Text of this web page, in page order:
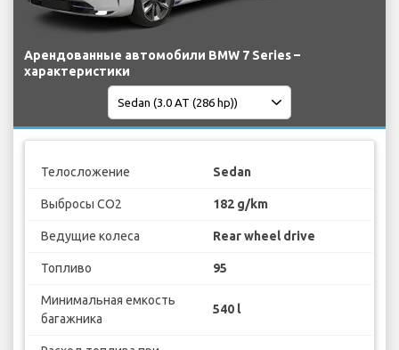
Арендованные автомобили BMW 7 Series –
характеристики
Телосложение Sedan
Выбросы CO2 182 g/km
Ведущие колеса Rear wheel drive
Топливо 95
Минимальная емкость
багажника
540 l